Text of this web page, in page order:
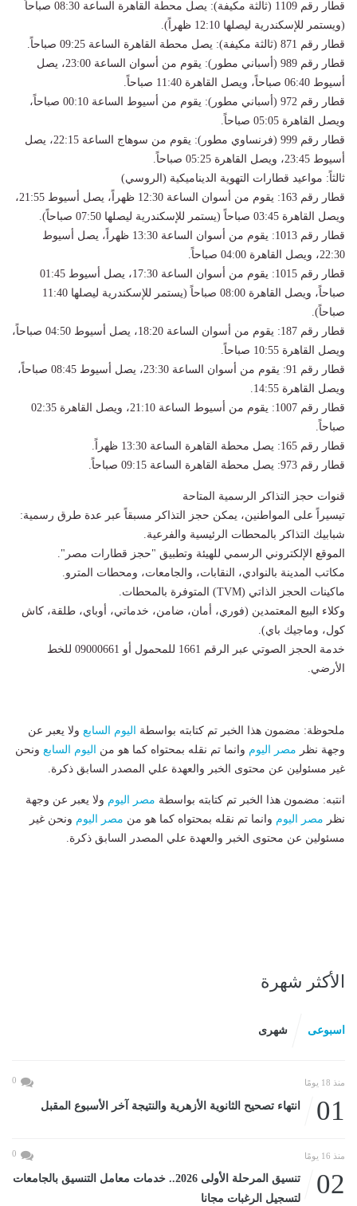
​قطار رقم 1109 (ثالثة مكيفة): يصل محطة القاهرة الساعة 08:30 صباحاً
(ويستمر للإسكندرية ليصلها 12:10 ظهراً).
​قطار رقم 871 (ثالثة مكيفة): يصل محطة القاهرة الساعة 09:25 صباحاً.
​قطار رقم 989 (أسباني مطور): يقوم من أسوان الساعة 23:00، يصل
أسيوط 06:40 صباحاً، ويصل القاهرة 11:40 صباحاً.
​قطار رقم 972 (أسباني مطور): يقوم من أسيوط الساعة 00:10 صباحاً،
ويصل القاهرة 05:05 صباحاً.
​قطار رقم 999 (فرنساوي مطور): يقوم من سوهاج الساعة 22:15، يصل
أسيوط 23:45، ويصل القاهرة 05:25 صباحاً.
​ثالثاً: مواعيد قطارات التهوية الديناميكية (الروسي)
​قطار رقم 163: يقوم من أسوان الساعة 12:30 ظهراً، يصل أسيوط 21:55،
ويصل القاهرة 03:45 صباحاً (يستمر للإسكندرية ليصلها 07:50 صباحاً).
​قطار رقم 1013: يقوم من أسوان الساعة 13:30 ظهراً، يصل أسيوط
22:30، ويصل القاهرة 04:00 صباحاً.
​قطار رقم 1015: يقوم من أسوان الساعة 17:30، يصل أسيوط 01:45
صباحاً، ويصل القاهرة 08:00 صباحاً (يستمر للإسكندرية ليصلها 11:40
صباحاً).
​قطار رقم 187: يقوم من أسوان الساعة 18:20، يصل أسيوط 04:50 صباحاً،
ويصل القاهرة 10:55 صباحاً.
​قطار رقم 91: يقوم من أسوان الساعة 23:30، يصل أسيوط 08:45 صباحاً،
ويصل القاهرة 14:55.
​قطار رقم 1007: يقوم من أسيوط الساعة 21:10، ويصل القاهرة 02:35
صباحاً.
​قطار رقم 165: يصل محطة القاهرة الساعة 13:30 ظهراً.
​قطار رقم 973: يصل محطة القاهرة الساعة 09:15 صباحاً.
​قنوات حجز التذاكر الرسمية المتاحة
​تيسيراً على المواطنين، يمكن حجز التذاكر مسبقاً عبر عدة طرق رسمية:
​شبابيك التذاكر بالمحطات الرئيسية والفرعية.
​الموقع الإلكتروني الرسمي للهيئة وتطبيق "حجز قطارات مصر".
​مكاتب المدينة بالنوادي، النقابات، والجامعات، ومحطات المترو.
​ماكينات الحجز الذاتي (TVM) المتوفرة بالمحطات.
​وكلاء البيع المعتمدين (فوري، أمان، ضامن، خدماتي، أوباي، طلقة، كاش
كول، وماجيك باي).
​خدمة الحجز الصوتي عبر الرقم 1661 للمحمول أو 09000661 للخط
الأرضي.
ملحوظة: مضمون هذا الخبر تم كتابته بواسطة اليوم السابع ولا يعبر عن
وجهة نظر مصر اليوم وانما تم نقله بمحتواه كما هو من اليوم السابع ونحن
غير مسئولين عن محتوى الخبر والعهدة علي المصدر السابق ذكرة.
انتبه: مضمون هذا الخبر تم كتابته بواسطة مصر اليوم ولا يعبر عن وجهة
نظر مصر اليوم وانما تم نقله بمحتواه كما هو من مصر اليوم ونحن غير
مسئولين عن محتوى الخبر والعهدة علي المصدر السابق ذكرة.
الأكثر شهرة
اسبوعى شهرى
منذ 18 يومًا 0
01 انتهاء تصحيح الثانوية الأزهرية والنتيجة آخر الأسبوع المقبل
منذ 16 يومًا 0
02
تنسيق المرحلة الأولى 2026.. خدمات معامل التنسيق بالجامعات
لتسجيل الرغبات مجانا